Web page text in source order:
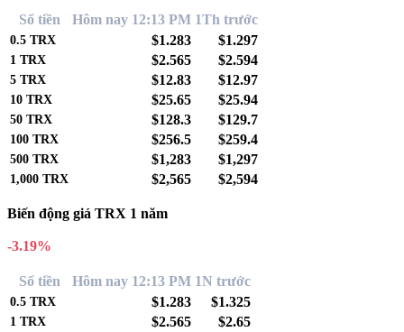
Số tiền Hôm nay 12:13 PM 1Th trước
0.5 TRX $1.283 $1.297
1 TRX $2.565 $2.594
5 TRX $12.83 $12.97
10 TRX $25.65 $25.94
50 TRX $128.3 $129.7
100 TRX $256.5 $259.4
500 TRX $1,283 $1,297
1,000 TRX $2,565 $2,594
Biến động giá TRX 1 năm
-3.19%
Số tiền Hôm nay 12:13 PM 1N trước
0.5 TRX $1.283 $1.325
1 TRX $2.565 $2.65